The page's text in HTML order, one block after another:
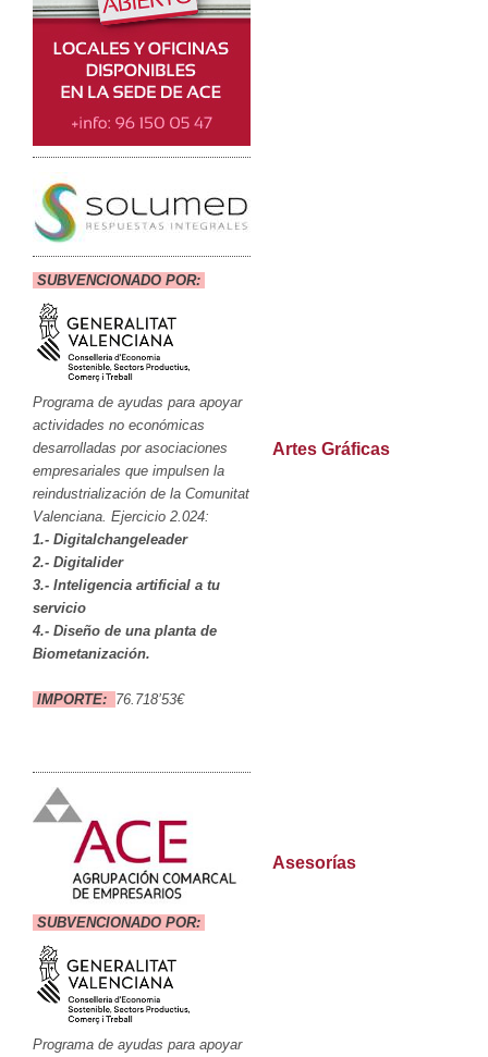
SUBVENCIONADO POR:
Programa de ayudas para apoyar
actividades no económicas
desarrolladas por asociaciones
empresariales que impulsen la
reindustrialización de la Comunitat
Valenciana. Ejercicio 2.024:
1.- Digitalchangeleader
2.- Digitalider
3.- Inteligencia artificial a tu
servicio
4.- Diseño de una planta de
Biometanización.
IMPORTE: 76.718’53€
SUBVENCIONADO POR:
Programa de ayudas para apoyar
Artes Gráficas
Asesorías